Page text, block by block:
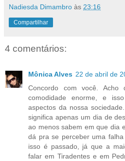
Nadiesda Dimambro às 23:16
Compartilhar
4 comentários:
Mônica Alves 22 de abril de
Concordo com você.
comodidade enorme, e
aspectos da nossa
significa apenas um dia de
ao menos sabem em que dia
dá pra se perceber uma
isso é passado, já que a
falar em Tiradentes e em